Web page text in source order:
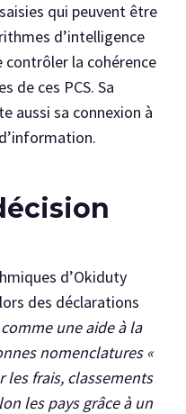
qui peuvent être
d’intelligence
la cohérence
de ces PCS. Sa
aussi sa connexion à
d’Okiduty
des déclarations
une aide à la
nomenclatures «
frais, classements
les pays grâce à un